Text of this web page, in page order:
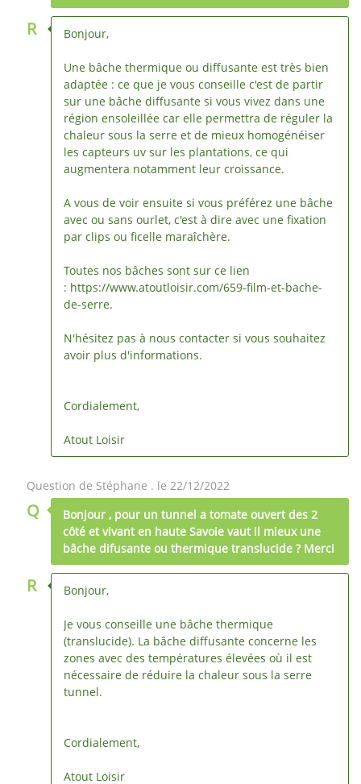
R Bonjour,
Une bâche thermique ou diffusante est très bien
adaptée : ce que je vous conseille c'est de partir
sur une bâche diffusante si vous vivez dans une
région ensoleillée car elle permettra de réguler la
chaleur sous la serre et de mieux homogénéiser
les capteurs uv sur les plantations, ce qui
augmentera notamment leur croissance.
A vous de voir ensuite si vous préférez une bâche
avec ou sans ourlet, c'est à dire avec une fixation
par clips ou ficelle maraîchère.
Toutes nos bâches sont sur ce lien
: https://www.atoutloisir.com/659-film-et-bache-
de-serre.
N'hésitez pas à nous contacter si vous souhaitez
avoir plus d'informations.
Cordialement,
Atout Loisir
Question de Stéphane . le 22/12/2022
Q
Bonjour , pour un tunnel a tomate ouvert des 2
côté et vivant en haute Savoie vaut il mieux une
bâche difusante ou thermique translucide ? Merci
R Bonjour,
Je vous conseille une bâche thermique
(translucide). La bâche diffusante concerne les
zones avec des températures élevées où il est
nécessaire de réduire la chaleur sous la serre
tunnel.
Cordialement,
Atout Loisir